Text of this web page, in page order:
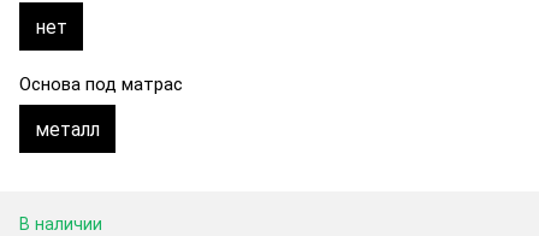
нет
Основа под матрас
металл
В наличии